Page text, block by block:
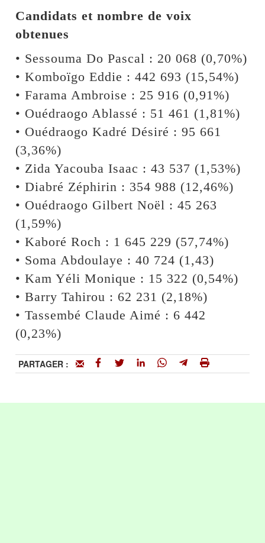
Candidats et nombre de voix
obtenues
• Sessouma Do Pascal : 20 068 (0,70%)
• Komboïgo Eddie : 442 693 (15,54%)
• Farama Ambroise : 25 916 (0,91%)
• Ouédraogo Ablassé : 51 461 (1,81%)
• Ouédraogo Kadré Désiré : 95 661
(3,36%)
• Zida Yacouba Isaac : 43 537 (1,53%)
• Diabré Zéphirin : 354 988 (12,46%)
• Ouédraogo Gilbert Noël : 45 263
(1,59%)
• Kaboré Roch : 1 645 229 (57,74%)
• Soma Abdoulaye : 40 724 (1,43)
• Kam Yéli Monique : 15 322 (0,54%)
• Barry Tahirou : 62 231 (2,18%)
• Tassembé Claude Aimé : 6 442
(0,23%)
PARTAGER :